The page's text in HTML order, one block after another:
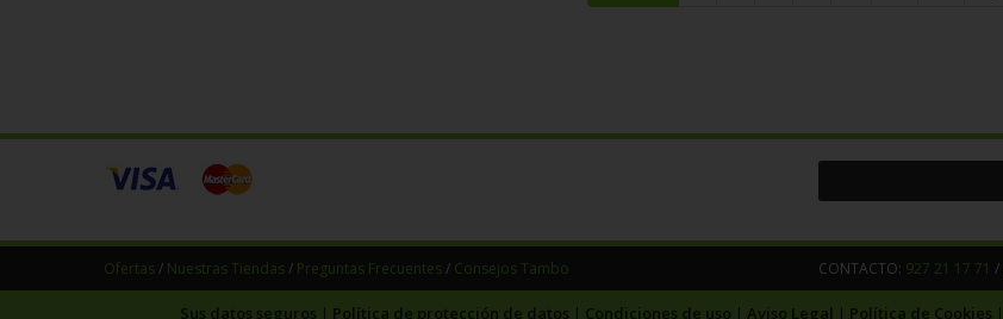
Ofertas/ Nuestras Tiendas/ Preguntas Frecuentes/ Consejos Tambo CONTACTO: 927 21 17 71 /
Sus datos seguros | Política de protección de datos | Condiciones de uso | Aviso Legal | Política de Cookies |